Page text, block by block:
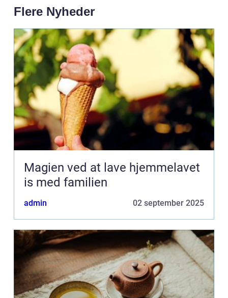
Flere Nyheder
Magien ved at lave hjemmelavet
is med familien
admin 02 september 2025